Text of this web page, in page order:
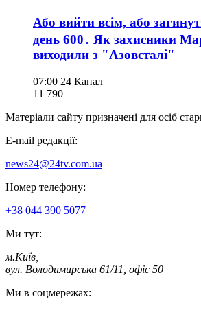
Або вийти всім, або
день 600․ Як захисники
виходили з "Азовсталі"
07:00 24 Канал
11 790
Матеріали сайту призначені для осіб
E-mail редакції:
news24@24tv.com.ua
Номер телефону:
+38 044 390 5077
Ми тут:
м.Київ
вул. Володимирська 61/11, офіс 50
Ми в соцмережах: